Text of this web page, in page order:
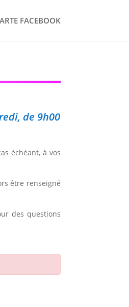
FACEBOOK
de 9h00
échéant, à vos
être renseigné
des questions